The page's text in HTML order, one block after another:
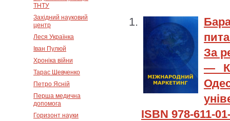
ТНТУ
Західний науковий
центр
Леся Українка
Іван Пулюй
Хроніка війни
Тарас Шевченко
Петро Ясній
Перша медична
допомога
Горизонт науки
За
—
ISBN 978-611-